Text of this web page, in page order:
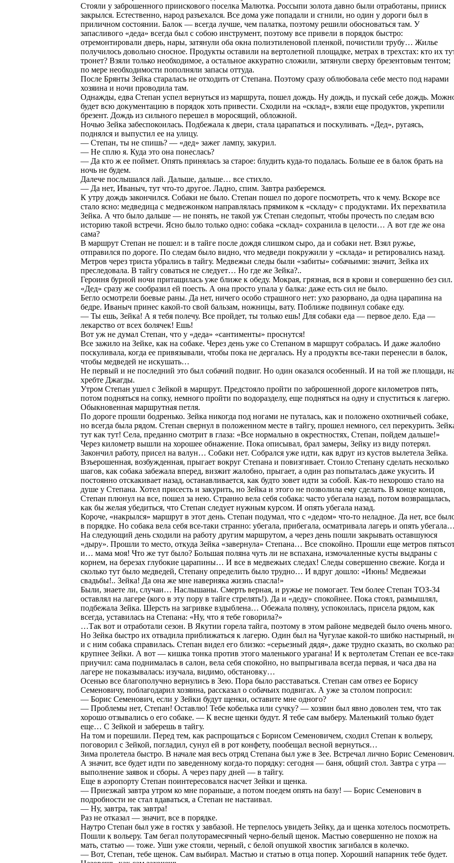
Стояли у заброшенного приискового поселка Малютка. Россыпи золота давно были отработаны, прииск
закрылся. Естественно, народ разъехался. Все дома уже попадали и сгнили, но один у дороги был в
приличном состоянии. Балок — всегда лучше, чем палатка, поэтому решили обосноваться там. У
запасливого «деда» всегда был с собою инструмент, поэтому все привели в порядок быстро:
отремонтировали дверь, нары, затянули оба окна полиэтиленовой пленкой, почистили трубу… Жилье
получилось довольно сносное. Продукты оставили на вертолетной площадке, метрах в трехстах: кто их
тронет? Взяли только необходимое, а остальное аккуратно сложили, затянули сверху брезентовым тентом;
по мере необходимости пополняли запасы оттуда.
После Брянты Зейка старалась не отходить от Степана. Поэтому сразу облюбовала себе место под нарами
хозяина и ночи проводила там.
Однажды, едва Степан успел вернуться из маршрута, пошел дождь. Ну дождь, и пускай себе дождь.
будет всю документацию в порядок хоть привести. Сходили на «склад», взяли еще продуктов, укрепили
брезент. Дождь из сильного перешел в моросящий, обложной.
Ночью Зейка забеспокоилась. Подбежала к двери, стала царапаться и поскуливать. «Дед», ругаясь,
поднялся и выпустил ее на улицу.
— Степан, ты не спишь? — «дед» зажег лампу, закурил.
— Не сплю я. Куда это она понеслась?
— Да кто ж ее поймет. Опять принялась за старое: блудить куда-то подалась. Больше ее в балок брать на
ночь не будем.
Далече послышался лай. Дальше, дальше… все стихло.
— Да нет, Иваныч, тут что-то другое. Ладно, спим. Завтра разберемся.
К утру дождь закончился. Собаки не было. Степан пошел по дороге посмотреть, что к чему. Вскоре все
стало ясно: медведица с медвежонком направлялась прямиком к «складу» с продуктами. Их перехватила
Зейка. А что было дальше — не понять, не такой уж Степан следопыт, чтобы прочесть по следам всю
историю такой встречи. Ясно было только одно: собака «склад» сохранила в целости… А вот где же она
сама?
В маршрут Степан не пошел: и в тайге после дождя слишком сыро, да и собаки нет. Взял ружье,
отправился по дороге. По следам было видно, что медведи покружили у «склада» и ретировались назад.
Метров через триста убрались в тайгу. Медвежьи следы были «забиты» собачьими: значит, Зейка их
преследовала. В тайгу соваться не следует… Но где же Зейка?..
Героиня бурной ночи притащилась уже ближе к обеду. Мокрая, грязная, вся в крови и совершенно без сил.
«Дед» сразу же сообразил ей поесть. А она просто упала у балка: даже есть сил не было.
Бегло осмотрели боевые раны. Да нет, ничего особо страшного нет: ухо разорвано, да одна царапина на
бедре. Иваныч принес какой-то свой бальзам, ножницы, вату. Поближе подвинул собаке еду.
— Ты ешь, Зейка! А я тебя полечу. Все пройдет, ты только ешь! Для собаки еда — первое дело. Еда —
лекарство от всех болячек! Ешь!
Вот уж не думал Степан, что у «деда» «сантименты» проснутся!
Все зажило на Зейке, как на собаке. Через день уже со Степаном в маршрут собралась. И даже жалобно
поскуливала, когда ее привязывали, чтобы пока не дергалась. Ну а продукты все-таки перенесли в балок,
чтобы медведей не искушать…
Не первый и не последний это был собачий подвиг. Но один оказался особенный. И на той же площади,
хребте Джагды.
Утром Степан ушел с Зейкой в маршрут. Предстояло пройти по заброшенной дороге километров пять,
потом подняться на сопку, немного пройти по водоразделу, еще подняться на одну и спуститься к лагерю.
Обыкновенная маршрутная петля.
По дороге прошли бодренько. Зейка никогда под ногами не путалась, как и положено охотничьей собаке,
но всегда была рядом. Степан свернул в положенном месте в тайгу, прошел немного, сел перекурить.
тут как тут! Села, преданно смотрит в глаза: «Все нормально в окрестностях, Степан, пойдем дальше!»
Через километр вышли на хорошее обнажение. Пока описывал, брал замеры, Зейку из виду потерял.
Закончил работу, присел на валун… Собаки нет. Собрался уже идти, как вдруг из кустов вылетела Зейка.
Взъерошенная, возбужденная, прыгает вокруг Степана и повизгивает. Стоило Степану сделать несколько
шагов, как собака забежала вперед, визжит жалобно, прыгает, а один раз попыталась даже укусить. И
постоянно отскакивает назад, останавливается, как будто зовет идти за собой. Как-то нехорошо стало на
душе у Степана. Хотел присесть и закурить, но Зейка и этого не позволила ему сделать. В конце концов,
Степан плюнул на все, пошел за нею. Странно вела себя собака: часто убегала назад, потом возвращалась,
как бы желая убедиться, что Степан следует нужным курсом. И опять убегала назад.
Короче, «накрылся» маршрут в этот день. Степан подумал, что с «дедом» что-то неладное. Да нет, все
в порядке. Но собака вела себя все-таки странно: убегала, прибегала, осматривала лагерь и опять убегала…
На следующий день сходили на работу другим маршрутом, а через день пошли закрывать оставшуюся
«дыру». Прошли то место, откуда Зейка «завернула» Степана… Все спокойно. Прошли еще метров
и… мама моя! Что же тут было? Большая поляна чуть ли не вспахана, измочаленные кусты выдраны с
корнем, на березах глубокие царапины… И все в медвежьих следах! Следы совершенно свежие. Когда и
сколько тут было медведей, Степану определить было трудно… И вдруг дошло: «Июнь! Медвежьи
свадьбы!.. Зейка! Да она же мне наверняка жизнь спасла!»
Были, знаете ли, случаи… Наслышаны. Смерть верная, и ружье не помогает. Тем более Степан ТОЗ-34
оставлял на лагере (кого в эту пору в тайге стрелять!). Да и «деду» спокойнее. Пока стоял, размышлял,
подбежала Зейка. Шерсть на загривке вздыблена… Обежала поляну, успокоилась, присела рядом, как
всегда, уставилась на Степана: «Ну, что я тебе говорила?»
…Так вот и отработали сезон. В Якутии горела тайга, поэтому в этом районе медведей было очень много.
Но Зейка быстро их отвадила приближаться к лагерю. Один был на Чугулае какой-то шибко настырный,
и с ним собака справилась. Степан видел его близко: «серьезный дядя», даже трудно сказать, во сколько
крупнее Зейки. А вот — кишка тонка против этого маленького урагана! И к вертолетам Степан ее все-
приучил: сама поднималась в салон, вела себя спокойно, но выпрыгивала всегда первая, и часа два на
лагере не показывалась: изучала, видимо, обстановку…
Осенью все благополучно вернулись в Зею. Пора было расставаться. Степан сам отвез ее Борису
Семеновичу, поблагодарил хозяина, рассказал о собачьих подвигах. А уже за столом попросил:
— Борис Семенович, если у Зейки будут щенки, оставите мне одного?
— Проблемы нет, Степан! Оставлю! Тебе кобелька или сучку? — хозяин был явно доволен тем, что так
хорошо отзывались о его собаке. — К весне щенки будут. Я тебе сам выберу. Маленький только будет
еще… С Зейкой и заберешь в тайгу.
На том и порешили. Перед тем, как распрощаться с Борисом Семеновичем, сходил Степан к вольеру,
поговорил с Зейкой, погладил, сунул ей в рот конфету, пообещал весной вернуться…
Зима пролетела быстро. В начале мая весь отряд Степана был уже в Зее. Встречал лично Борис Семенович.
А значит, все будет идти по заведенному когда-то порядку: сегодня — баня, общий стол. Завтра с утра —
выполнение заявок и сборы. А через пару дней — в тайгу.
Еще в аэропорту Степан поинтересовался насчет Зейки и щенка.
— Приезжай завтра утром ко мне пораньше, а потом поедем опять на базу! — Борис Семенович в
подробности не стал вдаваться, а Степан не настаивал.
— Ну, завтра, так завтра!
Раз не отказал — значит, все в порядке.
Наутро Степан был уже в гостях у завбазой. Не терпелось увидеть Зейку, да и щенка хотелось посмотреть.
Пошли к вольеру. Там бегал полуторамесячный черно-белый щенок. Мастью совершенно не похож на
мать, статью — тоже. Уши уже стояли, черный, с белой опушкой хвостик загибался в колечко.
— Вот, Степан, тебе щенок. Сам выбирал. Мастью и статью в отца попер. Хороший напарник тебе будет.